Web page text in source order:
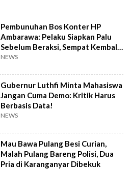
Pembunuhan Bos Konter HP
Ambarawa: Pelaku Siapkan Palu
Sebelum Beraksi, Sempat Kembali
Datangi TKP
NEWS
Gubernur Luthfi Minta Mahasiswa
Jangan Cuma Demo: Kritik Harus
Berbasis Data!
NEWS
Mau Bawa Pulang Besi Curian,
Malah Pulang Bareng Polisi, Dua
Pria di Karanganyar Dibekuk